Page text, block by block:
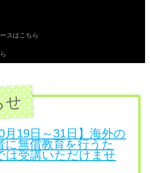
スはこちら
こちら
月19日～31日】海外の
に無償教育を行うた
は受講いただけませ